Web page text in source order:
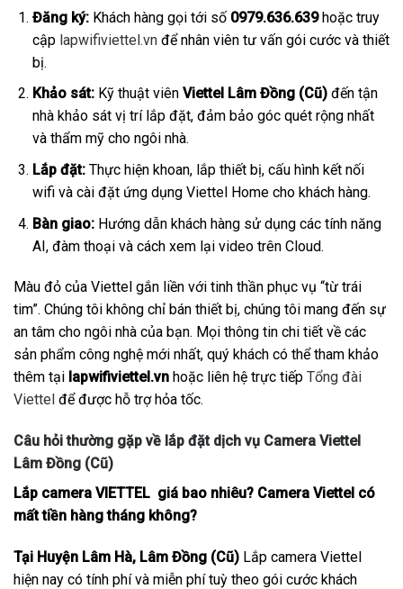
Đăng ký:Khách hàng gọi tới số 0979.636.639hoặc truy
cập lapwifiviettel.vnđể nhân viên tư vấn gói cước và thiết
bị.
Khảo sát:Kỹ thuật viên Viettel Lâm Đồng (Cũ)đến tận
nhà khảo sát vị trí lắp đặt, đảm bảo góc quét rộng nhất
và thẩm mỹ cho ngôi nhà.
Lắp đặt:Thực hiện khoan, lắp thiết bị, cấu hình kết nối
wifi và cài đặt ứng dụng Viettel Home cho khách hàng.
Bàn giao:Hướng dẫn khách hàng sử dụng các tính năng
AI, đàm thoại và cách xem lại video trên Cloud.
Màu đỏ của Viettel gắn liền với tinh thần phục vụ “từ trái
tim”. Chúng tôi không chỉ bán thiết bị, chúng tôi mang đến sự
an tâm cho ngôi nhà của bạn. Mọi thông tin chi tiết về các
sản phẩm công nghệ mới nhất, quý khách có thể tham khảo
thêm tại lapwifiviettel.vn hoặc liên hệ trực tiếp Tổng đài
Viettel để được hỗ trợ hỏa tốc.
Câu hỏi thường gặp về lắp đặt dịch vụ Camera Viettel
Lâm Đồng (Cũ)
Lắp camera VIETTEL giá bao nhiêu? Camera Viettel có
mất tiền hàng tháng không?
Tại Huyện Lâm Hà, Lâm Đồng (Cũ) Lắp camera Viettel
hiện nay có tính phí và miễn phí tuỳ theo gói cước khách